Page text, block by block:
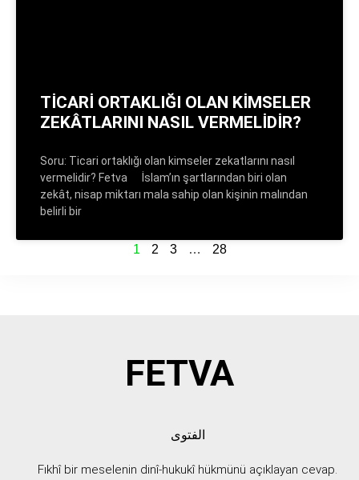
TİCARİ ORTAKLIĞI OLAN KİMSELER
ZEKÂTLARINI NASIL VERMELİDİR?
Soru: Ticari ortaklığı olan kimseler zekatlarını nasıl
vermelidir? Fetva İslam’ın şartlarından biri olan
zekât, nisap miktarı mala sahip olan kişinin malından
belirli bir
1 2 3 … 28
FETVA
الفتوى
Fıkhî bir meselenin dinî-hukukî hükmünü açıklayan cevap.